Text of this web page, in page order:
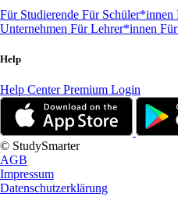
Für Studierende Für Schüler*innen
Unternehmen Für Lehrer*innen
Help
Help CenterPremium Login
© StudySmarter
AGB
Impressum
Datenschutzerklärung